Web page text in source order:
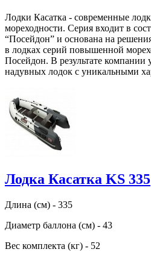
Лодка Касатка KS 335
Длина (см) - 335
Диаметр баллона (см) - 43
Вес комплекта (кг) - 52
Лодки Касатка - современные
мореходности. Серия входит в
“Посейдон” и основана на
в лодках серий повышенной
Посейдон. В результате компании
надувных лодок с уникальными